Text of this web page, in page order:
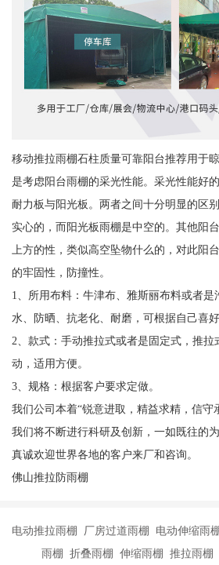
移动推拉雨棚石柱质量可靠阳台推荐用于
是考虑阳台雨棚的采光性能。采光性能好
耐力板与阳光板。两者之间十分明显的区
实心的，而阳光板雨棚是中空的。其他阳
上方的性，类似高空坠物什么的，对此阳
的牢固性，防撞性。
1、所用布料：牛津布、雅斯丽布料或者
水、防晒、抗老化、耐磨，可根据自己喜好
2、款式：手动推拉式或者是固定式，推拉
动，适用方便。
3、规格：根据客户要求定做。
我们公司本着“锐意进取，精益求精，信守
我们将不断进行科研及创新，一如既往的
真诚欢迎世界各地的客户来厂和咨询。
佛山推拉防雨棚
电动推拉雨棚 厂房过道雨棚 电动伸缩雨
雨棚 折叠雨棚 伸缩雨棚 推拉雨棚